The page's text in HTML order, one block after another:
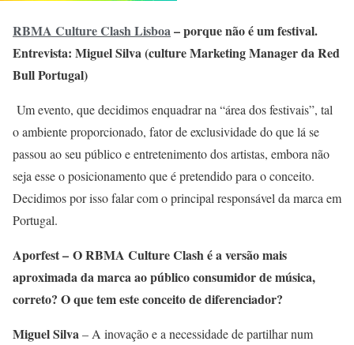
RBMA Culture Clash Lisboa– porque não é um festival.
Entrevista: Miguel Silva (culture Marketing Manager da Red
Bull Portugal)
Um evento, que decidimos enquadrar na “área dos festivais”, tal
o ambiente proporcionado, fator de exclusividade do que lá se
passou ao seu público e entretenimento dos artistas, embora não
seja esse o posicionamento que é pretendido para o conceito.
Decidimos por isso falar com o principal responsável da marca em
Portugal.
Aporfest – O RBMA Culture Clash é a versão mais
aproximada da marca ao público consumidor de música,
correto? O que tem este conceito de diferenciador?
Miguel Silva– A inovação e a necessidade de partilhar num